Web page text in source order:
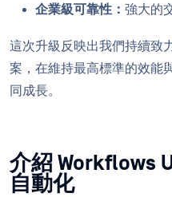
企業級可靠性： 強大的
這次升級反映出我們持續致
案，在維持最高標準的效能
同成長。
介紹 Workflows
自動化